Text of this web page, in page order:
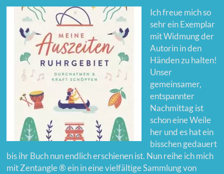
Ich freue mich so
sehr ein Exemplar
mit Widmung der
Autorin in den
Händen zu halten!
Unser
gemeinsamer,
entspannter
Nachmittag ist
schon eine Weile
her und es hat ein
bisschen gedauert
bis ihr Buch nun endlich erschienen ist. Nun reihe ich mich
mit Zentangle ®️ ein in eine vielfältige Sammlung von